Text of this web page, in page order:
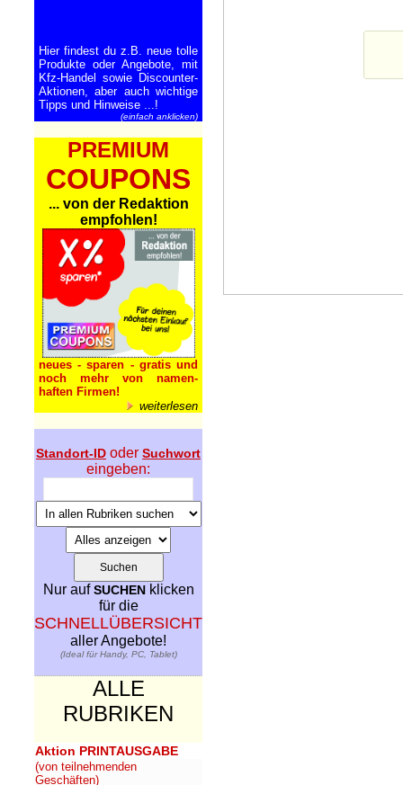
Hier findest du z.B. neue tolle
Produkte oder Angebote, mit
Kfz-Handel sowie Discounter-
Aktionen, aber auch wichtige
Tipps und Hinweise ...!
(einfach anklicken)
PREMIUM
COUPONS
... von der Redaktion
empfohlen!
neues - sparen - gratis und
noch mehr von namen-
haften Firmen!
weiterlesen
Standort-ID oder Suchwort
eingeben:
Nur aufSUCHEN klicken
für die
SCHNELLÜBERSICHT
aller Angebote!
(Ideal für Handy, PC, Tablet)
ALLE
RUBRIKEN
Aktion PRINTAUSGABE
(von teilnehmenden
Geschäften)